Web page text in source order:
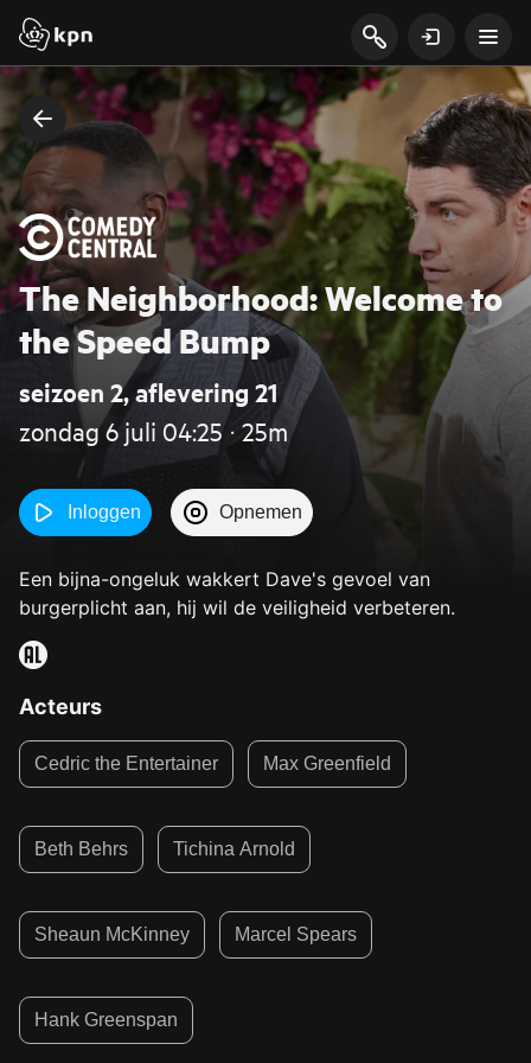
The Neighborhood: Welcome to
the Speed Bump
seizoen 2, aflevering 21
zondag 6 juli 04:25 ‧ 25m
Inloggen Opnemen
Een bijna-ongeluk wakkert Dave's gevoel van
burgerplicht aan, hij wil de veiligheid verbeteren.
Acteurs
Cedric the Entertainer Max Greenfield
Beth Behrs Tichina Arnold
Sheaun McKinney Marcel Spears
Hank Greenspan